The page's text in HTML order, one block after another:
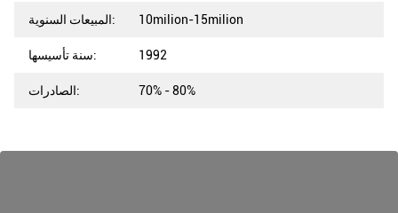
المبيعات السنوية: 10milion-15milion
سنة تأسيسها: 1992
الصادرات: 70% - 80%